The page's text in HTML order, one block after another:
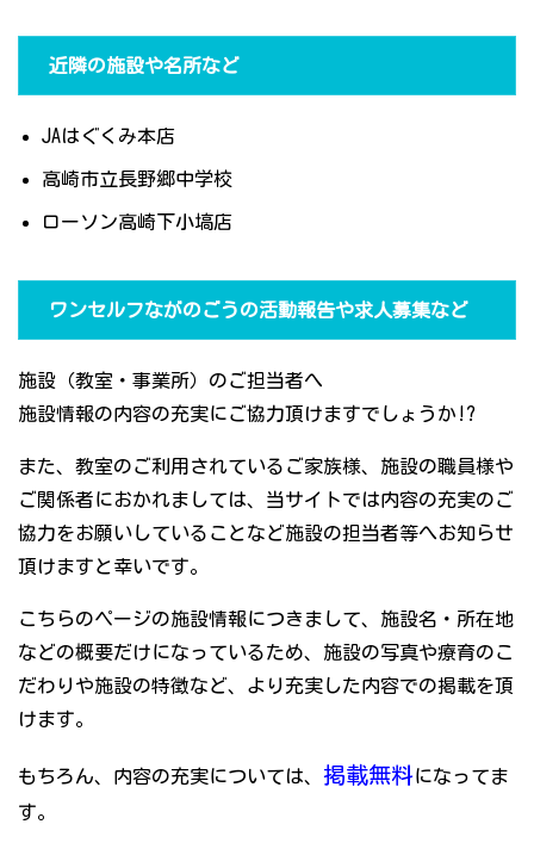
近隣の施設や名所など
JAはぐくみ本店
高崎市立長野郷中学校
ローソン高崎下小塙店
ワンセルフながのごうの活動報告や求人募集など
施設（教室・事業所）のご担当者へ
施設情報の内容の充実にご協力頂けますでしょうか!?
また、教室のご利用されているご家族様、施設の職員様や
ご関係者におかれましては、当サイトでは内容の充実のご
協力をお願いしていることなど施設の担当者等へお知らせ
頂けますと幸いです。
こちらのページの施設情報につきまして、施設名・所在地
などの概要だけになっているため、施設の写真や療育のこ
だわりや施設の特徴など、より充実した内容での掲載を頂
けます。
もちろん、内容の充実については、 掲載無料になってま
す。